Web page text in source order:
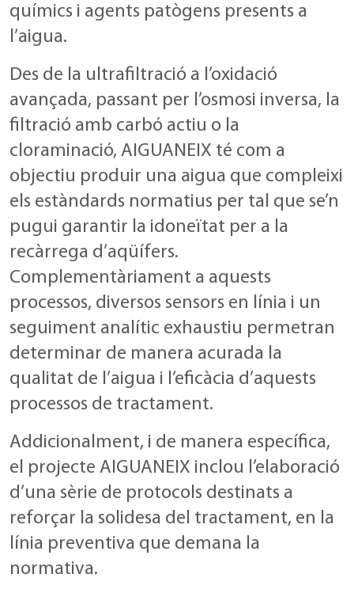
químics i agents patògens presents a
l’aigua.
Des de la ultrafiltració a l’oxidació
avançada, passant per l’osmosi inversa, la
filtració amb carbó actiu o la
cloraminació, AIGUANEIX té com a
objectiu produir una aigua que compleixi
els estàndards normatius per tal que se’n
pugui garantir la idoneïtat per a la
recàrrega d’aqüífers.
Complementàriament a aquests
processos, diversos sensors en línia i un
seguiment analític exhaustiu permetran
determinar de manera acurada la
qualitat de l’aigua i l’eficàcia d’aquests
processos de tractament.
Addicionalment, i de manera específica,
el projecte AIGUANEIX inclou l’elaboració
d’una sèrie de protocols destinats a
reforçar la solidesa del tractament, en la
línia preventiva que demana la
normativa.